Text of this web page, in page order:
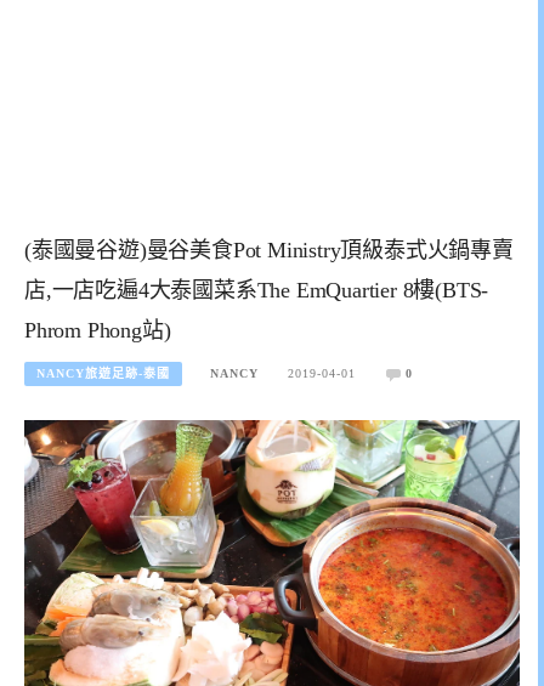
(泰國曼谷遊)曼谷美食Pot Ministry頂級泰式火鍋專賣
店,一店吃遍4大泰國菜系The EmQuartier 8樓(BTS-
Phrom Phong站)
NANCY旅遊足跡-泰國 NANCY 2019-04-01 0